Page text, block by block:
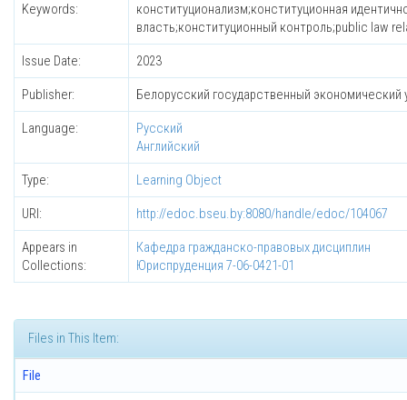
Keywords:
конституционализм;конституционная
власть;конституционный контроль;public law
Issue Date: 2023
Publisher: Белорусский государственный экономический
Language:
Русский
Английский
Type: Learning Object
URI: http://edoc.bseu.by:8080/handle/edoc/104067
Appears in
Collections:
Кафедра гражданско-правовых дисциплин
Юриспруденция 7-06-0421-01
Files in This Item:
File